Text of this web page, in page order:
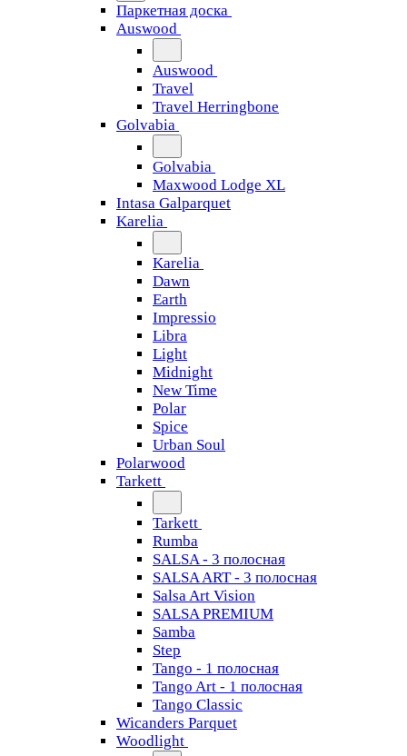
Паркетная доска
Auswood
Auswood
Travel
Travel Herringbone
Golvabia
Golvabia
Maxwood Lodge XL
Intasa Galparquet
Karelia
Karelia
Dawn
Earth
Impressio
Libra
Light
Midnight
New Time
Polar
Spice
Urban Soul
Polarwood
Tarkett
Tarkett
Rumba
SALSA - 3 полосная
SALSA ART - 3 полосная
Salsa Art Vision
SALSA PREMIUM
Samba
Step
Tango - 1 полосная
Tango Art - 1 полосная
Tango Classiс
Wicanders Parquet
Woodlight